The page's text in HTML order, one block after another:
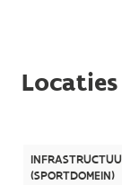
(SPORTDOMEIN)